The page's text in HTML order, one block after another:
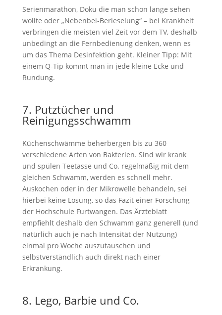
Serienmarathon, Doku die man schon lange sehen
wollte oder „Nebenbei-Berieselung“ – bei Krankheit
verbringen die meisten viel Zeit vor dem TV, deshalb
unbedingt an die Fernbedienung denken, wenn es
um das Thema Desinfektion geht. Kleiner Tipp: Mit
einem Q-Tip kommt man in jede kleine Ecke und
Rundung.
7. Putztücher und
Reinigungsschwamm
Küchenschwämme beherbergen bis zu 360
verschiedene Arten von Bakterien. Sind wir krank
und spülen Teetasse und Co. regelmäßig mit dem
gleichen Schwamm, werden es schnell mehr.
Auskochen oder in der Mikrowelle behandeln, sei
hierbei keine Lösung, so das Fazit einer Forschung
der Hochschule Furtwangen. Das Ärzteblatt
empfiehlt deshalb den Schwamm ganz generell (und
natürlich auch je nach Intensität der Nutzung)
einmal pro Woche auszutauschen und
selbstverständlich auch direkt nach einer
Erkrankung.
8. Lego, Barbie und Co.